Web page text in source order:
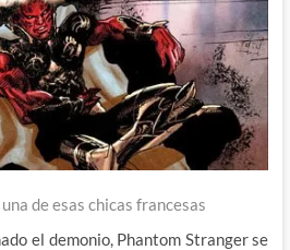
de esas chicas francesas
el demonio, Phantom Stranger se